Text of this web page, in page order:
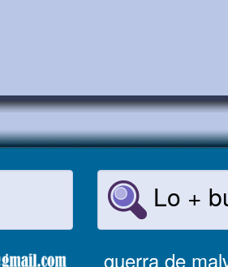
Lo +
guerra de